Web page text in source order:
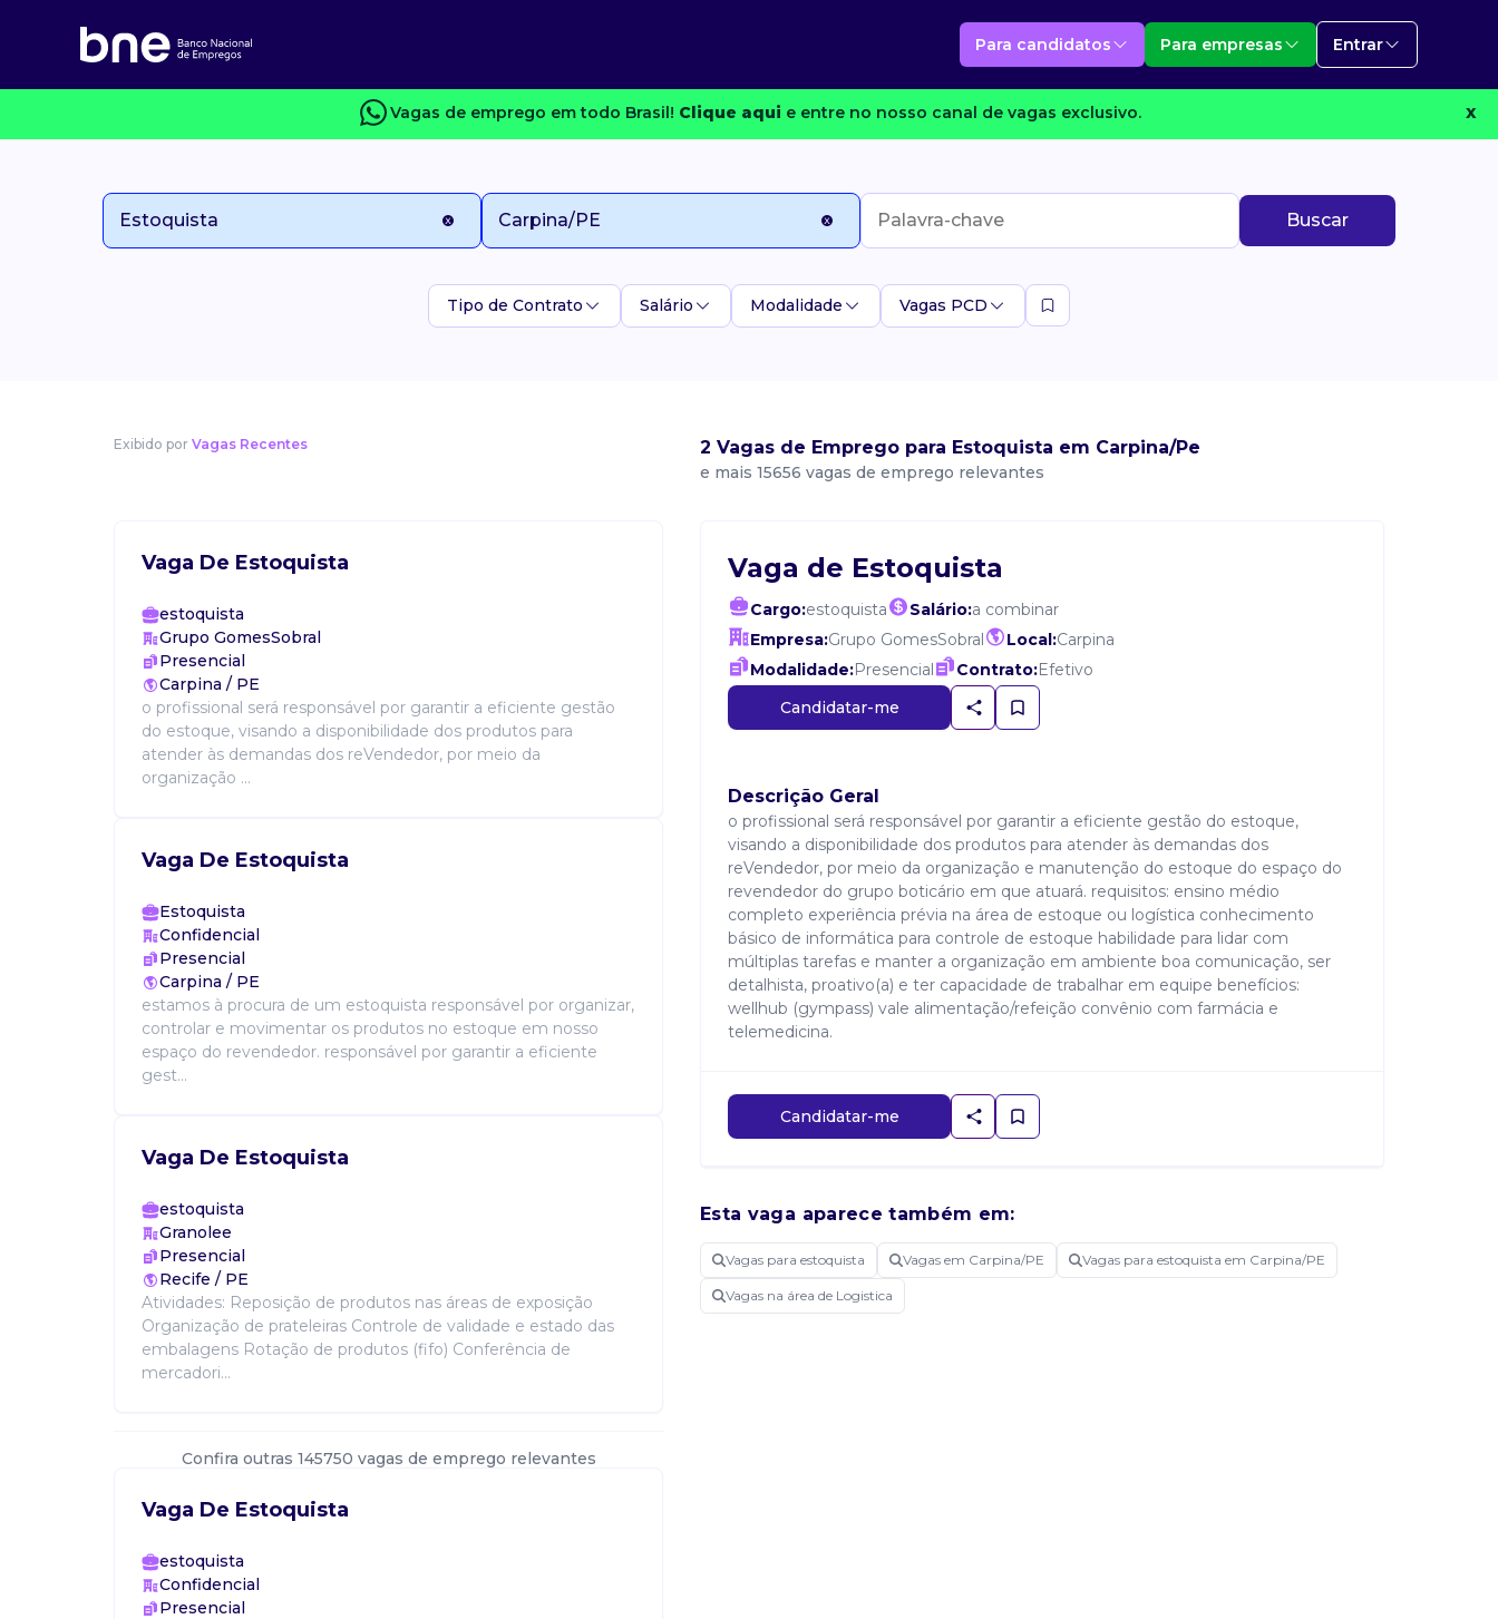
Para candidatos Para empresas Entrar
Vagas de emprego em todo Brasil! Clique aqui e entre no nosso canal de vagas exclusivo. X
Buscar
Tipo de Contrato Salário Modalidade Vagas PCD
Exibido por Vagas Recentes 2 Vagas de Emprego para Estoquista em Carpina/Pe
e mais 15656 vagas de emprego relevantes
Vaga De Estoquista
estoquista
Grupo GomesSobral
Presencial
Carpina / PE
o profissional será responsável por garantir a eficiente gestão
do estoque, visando a disponibilidade dos produtos para
atender às demandas dos reVendedor, por meio da
organização ...
Vaga De Estoquista
Estoquista
Confidencial
Presencial
Carpina / PE
estamos à procura de um estoquista responsável por organizar,
controlar e movimentar os produtos no estoque em nosso
espaço do revendedor. responsável por garantir a eficiente
gest...
Vaga De Estoquista
estoquista
Granolee
Presencial
Recife / PE
Atividades: Reposição de produtos nas áreas de exposição
Organização de prateleiras Controle de validade e estado das
embalagens Rotação de produtos (fifo) Conferência de
mercadori...
Confira outras 145750 vagas de emprego relevantes
Vaga De Estoquista
estoquista
Confidencial
Presencial
Vaga de Estoquista
Cargo:estoquista Salário:a combinar
Empresa:Grupo GomesSobral Local:Carpina
Modalidade:Presencial Contrato:Efetivo
Candidatar-me
Descrição Geral
o profissional será responsável por garantir a eficiente gestão do estoque,
visando a disponibilidade dos produtos para atender às demandas dos
reVendedor, por meio da organização e manutenção do estoque do espaço do
revendedor do grupo boticário em que atuará. requisitos: ensino médio
completo experiência prévia na área de estoque ou logística conhecimento
básico de informática para controle de estoque habilidade para lidar com
múltiplas tarefas e manter a organização em ambiente boa comunicação, ser
detalhista, proativo(a) e ter capacidade de trabalhar em equipe benefícios:
wellhub (gympass) vale alimentação/refeição convênio com farmácia e
telemedicina.
Candidatar-me
Esta vaga aparece também em:
Vagas para estoquista Vagas em Carpina/PE Vagas para estoquista em Carpina/PE
Vagas na área de Logistica